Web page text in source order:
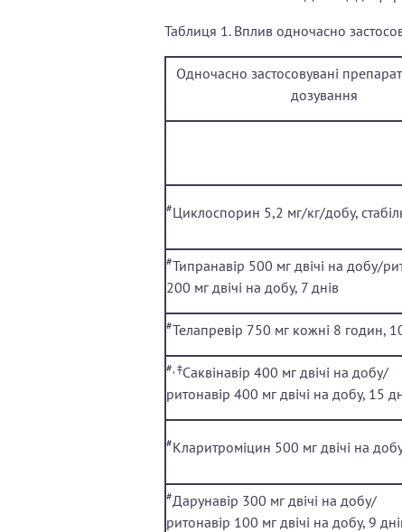
Таблиця 1. Вплив одночасно
Одночасно застосовувані
дозування
#Циклоспорин 5,2 мг/кг/добу,
#Типранавір 500 мг двічі на добу/
200 мг двічі на добу, 7 днів
#Телапревір 750 мг кожні 8 годин,
#, ‡Саквінавір 400 мг двічі на добу/
ритонавір 400 мг двічі на добу, 15
#Кларитроміцин 500 мг двічі на
#Дарунавір 300 мг двічі на добу/
ритонавір 100 мг двічі на добу, 9